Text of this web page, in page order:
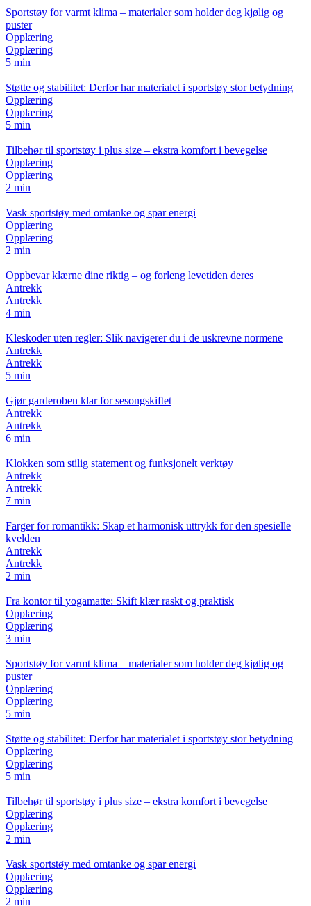
Sportstøy for varmt klima – materialer som holder deg kjølig og
puster
Opplæring
Opplæring
5 min
Støtte og stabilitet: Derfor har materialet i sportstøy stor betydning
Opplæring
Opplæring
5 min
Tilbehør til sportstøy i plus size – ekstra komfort i bevegelse
Opplæring
Opplæring
2 min
Vask sportstøy med omtanke og spar energi
Opplæring
Opplæring
2 min
Oppbevar klærne dine riktig – og forleng levetiden deres
Antrekk
Antrekk
4 min
Kleskoder uten regler: Slik navigerer du i de uskrevne normene
Antrekk
Antrekk
5 min
Gjør garderoben klar for sesongskiftet
Antrekk
Antrekk
6 min
Klokken som stilig statement og funksjonelt verktøy
Antrekk
Antrekk
7 min
Farger for romantikk: Skap et harmonisk uttrykk for den spesielle
kvelden
Antrekk
Antrekk
2 min
Fra kontor til yogamatte: Skift klær raskt og praktisk
Opplæring
Opplæring
3 min
Sportstøy for varmt klima – materialer som holder deg kjølig og
puster
Opplæring
Opplæring
5 min
Støtte og stabilitet: Derfor har materialet i sportstøy stor betydning
Opplæring
Opplæring
5 min
Tilbehør til sportstøy i plus size – ekstra komfort i bevegelse
Opplæring
Opplæring
2 min
Vask sportstøy med omtanke og spar energi
Opplæring
Opplæring
2 min